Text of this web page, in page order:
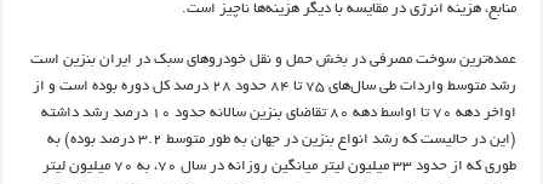
منابع، هزینه انرژی در مقایسه با دیگر هزینه‌ها ناچیز است.
عمده‌ترین سوخت مصرفی در بخش حمل و نقل خودروهای سبک در ایران بنزین است
رشد متوسط واردات طی سال‌های 75 تا 84 حدود 28 درصد کل دوره بوده است و از
اواخر دهه 70 تا اواسط دهه 80 تقاضای بنزین سالانه حدود 10 درصد رشد داشته
(این در حالیست که رشد انواع بنزین در جهان به طور متوسط 3.2 درصد بوده) به
طوری که از حدود 33 میلیون لیتر میانگین روزانه در سال 70، به 70 میلیون لیتر